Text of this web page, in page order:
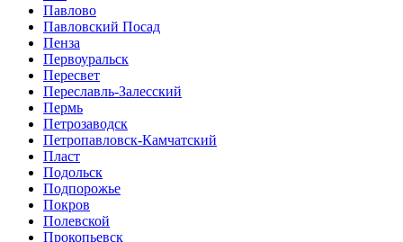
Павлово
Павловский Посад
Пенза
Первоуральск
Пересвет
Переславль-Залесский
Пермь
Петрозаводск
Петропавловск-Камчатский
Пласт
Подольск
Подпорожье
Покров
Полевской
Прокопьевск